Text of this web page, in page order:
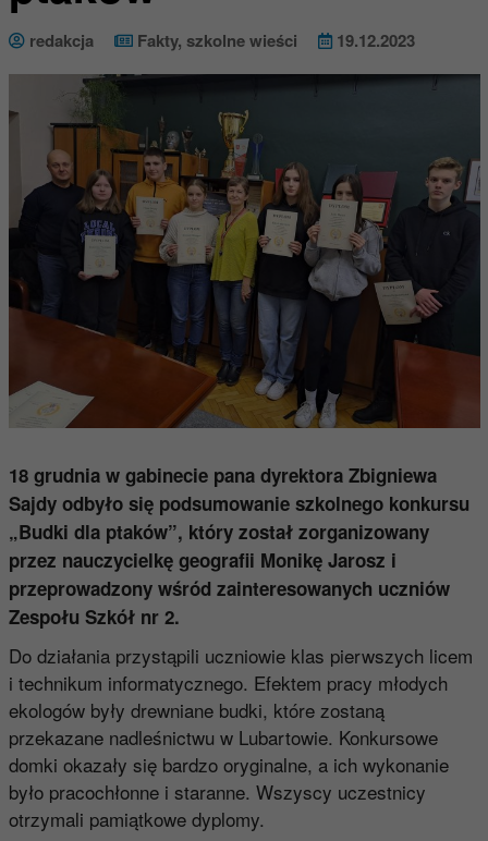
redakcja Fakty, szkolne wieści 19.12.2023
18 grudnia w gabinecie pana dyrektora Zbigniewa
Sajdy odbyło się podsumowanie szkolnego konkursu
„Budki dla ptaków”, który został zorganizowany
przez nauczycielkę geografii Monikę Jarosz i
przeprowadzony wśród zainteresowanych uczniów
Zespołu Szkół nr 2.
Do działania przystąpili uczniowie klas pierwszych licem
i technikum informatycznego. Efektem pracy młodych
ekologów były drewniane budki, które zostaną
przekazane nadleśnictwu w Lubartowie. Konkursowe
domki okazały się bardzo oryginalne, a ich wykonanie
było pracochłonne i staranne. Wszyscy uczestnicy
otrzymali pamiątkowe dyplomy.